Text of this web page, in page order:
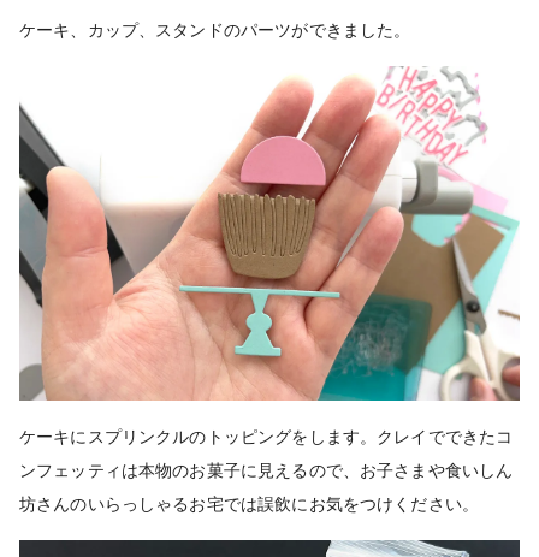
ケーキ、カップ、スタンドのパーツができました。
ケーキにスプリンクルのトッピングをします。クレイでできたコ
ンフェッティは本物のお菓子に見えるので、お子さまや食いしん
坊さんのいらっしゃるお宅では誤飲にお気をつけください。